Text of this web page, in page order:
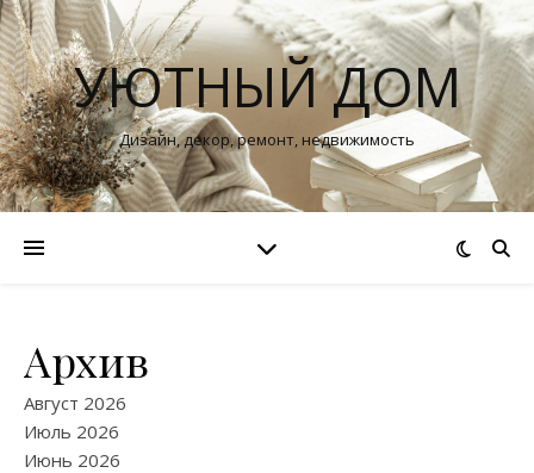
УЮТНЫЙ ДОМ
Дизайн, декор, ремонт, недвижимость
Архив
Август 2026
Июль 2026
Июнь 2026